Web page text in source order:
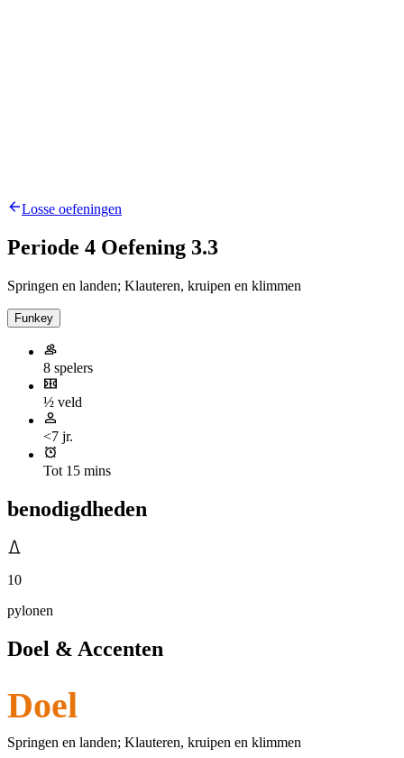
Losse oefeningen
Periode 4 Oefening 3.3
Springen en landen; Klauteren, kruipen en klimmen
Funkey
8 spelers
½ veld
<7 jr.
Tot 15 mins
benodigdheden
10
pylonen
Doel & Accenten
Doel
Springen en landen; Klauteren, kruipen en klimmen